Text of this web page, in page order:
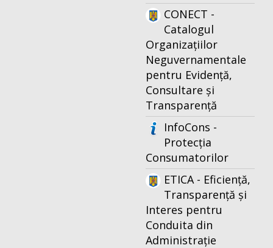
CONECT -
Catalogul
Organizațiilor
Neguvernamentale
pentru Evidență,
Consultare și
Transparență
InfoCons -
Protecția
Consumatorilor
ETICA - Eficiență,
Transparență și
Interes pentru
Conduita din
Administrație